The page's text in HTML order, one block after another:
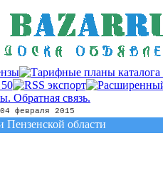
февраля 2015
Пензенской области